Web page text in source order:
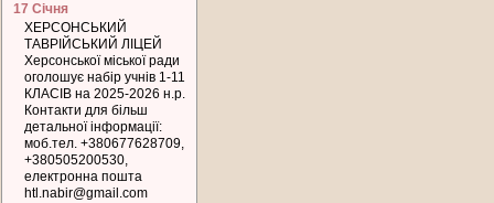
17 Січня
ХЕРСОНСЬКИЙ
ТАВРІЙСЬКИЙ ЛІЦЕЙ
Херсонської міської ради
оголошує набір учнів 1-11
КЛАСІВ на 2025-2026 н.р.
Контакти для більш
детальної інформації:
моб.тел. +380677628709,
+380505200530,
електронна пошта
htl.nabir@gmail.com